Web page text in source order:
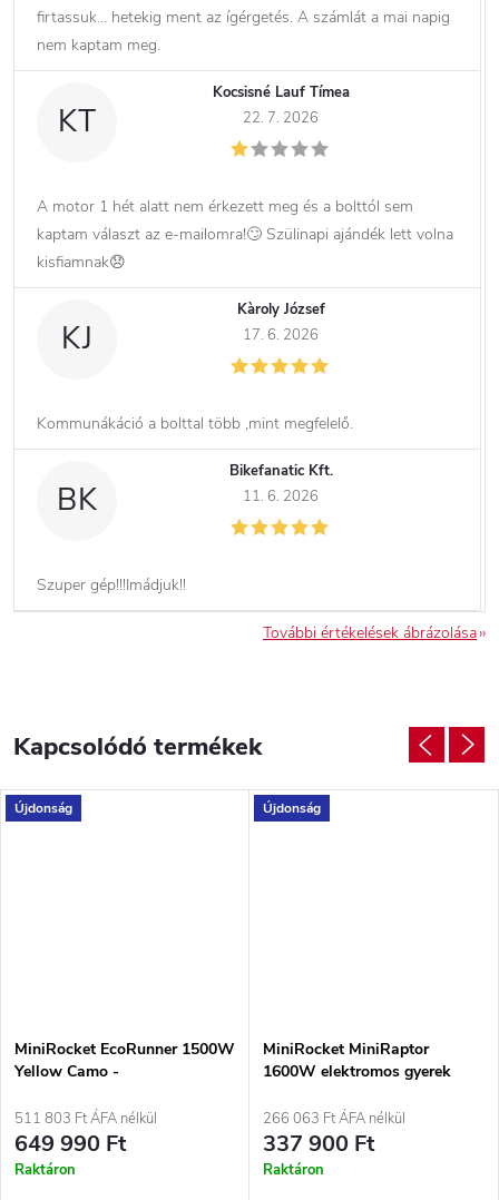
firtassuk… hetekig ment az ígérgetés. A számlát a mai napig
nem kaptam meg.
KT
Kocsisné Lauf Tímea
22. 7. 2026
A motor 1 hét alatt nem érkezett meg és a bolttól sem
kaptam választ az e-mailomra!🙄 Szülinapi ajándék lett volna
kisfiamnak😞
KJ
Kàroly József
17. 6. 2026
Kommunákáció a bolttal több ,mint megfelelő.
BK
Bikefanatic Kft.
11. 6. 2026
Szuper gép!!!Imádjuk!!
További értékelések ábrázolása
Kapcsolódó termékek
Újdonság
MiniRocket EcoRunner 1500W
Yellow Camo -
quad
511 803 Ft ÁFA nélkül
649 990 Ft
Raktáron
Újdonság
MiniRocket MiniRaptor
1600W elektromos gyerek
266 063 Ft ÁFA nélkül
337 900 Ft
Raktáron